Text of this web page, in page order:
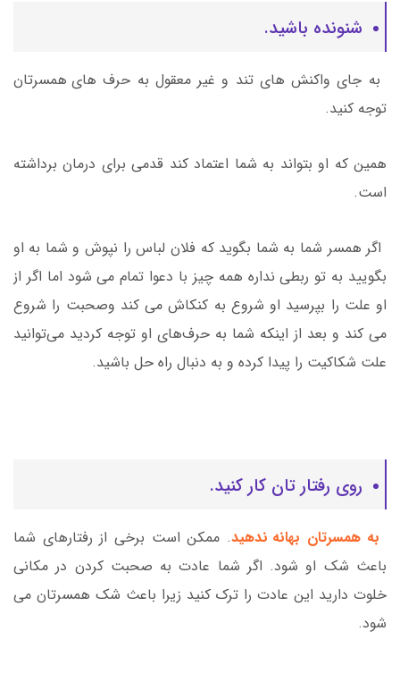
شنونده باشید.
به جای واکنش های تند و غیر معقول به حرف های همسرتان
توجه کنید.
همین که او بتواند به شما اعتماد کند قدمی برای درمان برداشته
است.
اگر همسر شما به شما بگوید که فلان لباس را نپوش و شما به او
بگویید به تو ربطی نداره همه چیز با دعوا تمام می شود اما اگر از
او علت را بپرسید او شروع به کنکاش می کند وصحبت را شروع
می کند و بعد از اینکه شما به حرف‌های او توجه کردید می‌توانید
علت شکاکیت را پیدا کرده و به دنبال راه حل باشید.
روی رفتار تان کار کنید.
به همسرتان بهانه ندهید. ممکن است برخی از رفتارهای شما
باعث شک او شود. اگر شما عادت به صحبت کردن در مکانی
خلوت دارید این عادت را ترک کنید زیرا باعث شک همسرتان می
شود.